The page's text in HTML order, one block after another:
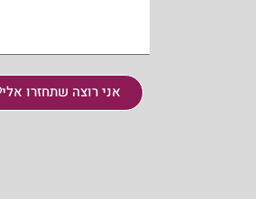
אני רוצה שתחזרו אלי